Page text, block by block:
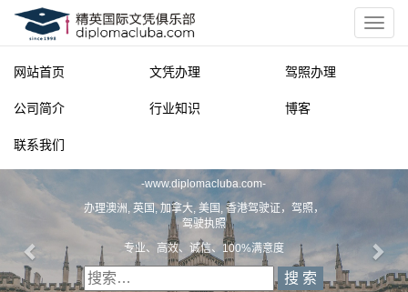
网站首页 文凭办理 驾照办理
公司简介 行业知识 博客
联系我们
-www.diplomacluba.com-
办理澳洲, 英国, 加拿大, 美国, 香港驾驶证，驾照，
驾驶执照
专业、高效、诚信、100%满意度